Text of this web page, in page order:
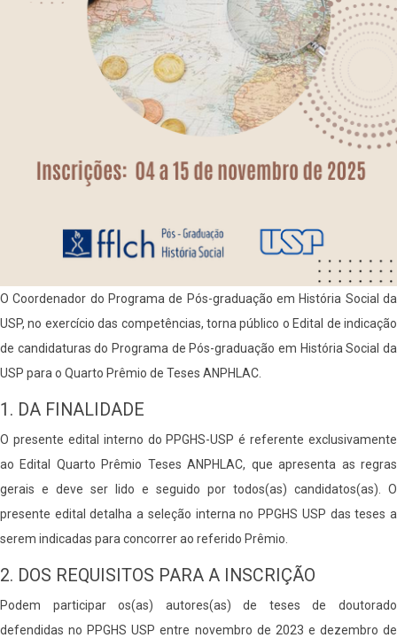
O Coordenador do Programa de Pós-graduação em História Social da
USP, no exercício das competências, torna público o Edital de indicação
de candidaturas do Programa de Pós-graduação em História Social da
USP para o Quarto Prêmio de Teses ANPHLAC.
1. DA FINALIDADE
O presente edital interno do PPGHS-USP é referente exclusivamente
ao Edital Quarto Prêmio Teses ANPHLAC, que apresenta as regras
gerais e deve ser lido e seguido por todos(as) candidatos(as). O
presente edital detalha a seleção interna no PPGHS USP das teses a
serem indicadas para concorrer ao referido Prêmio.
2. DOS REQUISITOS PARA A INSCRIÇÃO
Podem participar os(as) autores(as) de teses de doutorado
defendidas no PPGHS USP entre novembro de 2023 e dezembro de